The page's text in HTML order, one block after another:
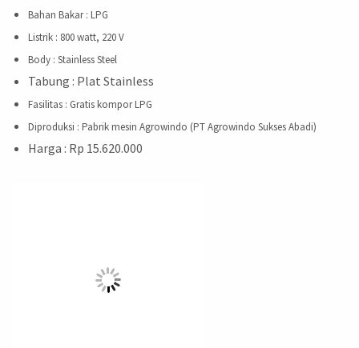
Bahan Bakar: LPG
Listrik : 800 watt, 220 V
Body : Stainless Steel
Tabung : Plat Stainless
Fasilitas : Gratis kompor LPG
Diproduksi : Pabrik mesin Agrowindo (PT Agrowindo Sukses Abadi)
Harga : Rp 15.620.000